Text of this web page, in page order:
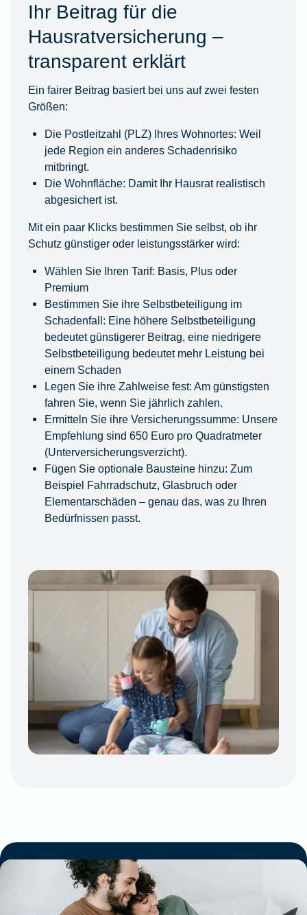
Ihr Beitrag für die
Hausratversicherung –
transparent erklärt
Ein fairer Beitrag basiert bei uns auf zwei festen
Größen:
Die Postleitzahl (PLZ) Ihres Wohnortes: Weil
jede Region ein anderes Schadenrisiko
mitbringt.
Die Wohnfläche: Damit Ihr Hausrat realistisch
abgesichert ist.
Mit ein paar Klicks bestimmen Sie selbst, ob ihr
Schutz günstiger oder leistungsstärker wird:
Wählen Sie Ihren Tarif: Basis, Plus oder
Premium
Bestimmen Sie ihre Selbstbeteiligung im
Schadenfall: Eine höhere Selbstbeteiligung
bedeutet günstigerer Beitrag, eine niedrigere
Selbstbeteiligung bedeutet mehr Leistung bei
einem Schaden
Legen Sie ihre Zahlweise fest: Am günstigsten
fahren Sie, wenn Sie jährlich zahlen.
Ermitteln Sie ihre Versicherungssumme: Unsere
Empfehlung sind 650 Euro pro Quadratmeter
(Unterversicherungsverzicht).
Fügen Sie optionale Bausteine hinzu: Zum
Beispiel Fahrradschutz, Glasbruch oder
Elementarschäden – genau das, was zu Ihren
Bedürfnissen passt.